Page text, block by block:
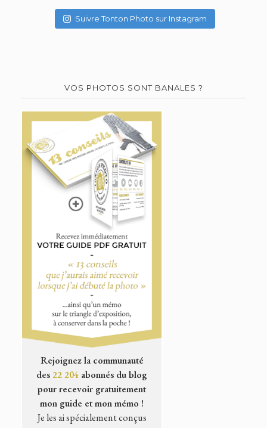
Suivre Tonton Photo sur Instagram
VOS PHOTOS SONT BANALES ?
Rejoignez la communauté
des22 204 abonnés du blog
pour recevoir gratuitement
mon guide et mon mémo !
Je les ai spécialement conçus